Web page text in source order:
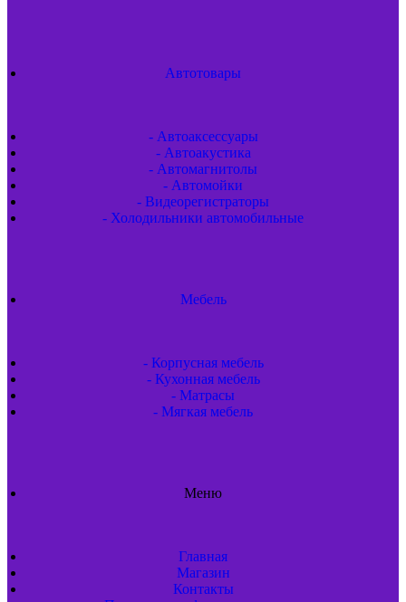
Автотовары
- Автоаксессуары
- Автоакустика
- Автомагнитолы
- Автомойки
- Видеорегистраторы
- Холодильники автомобильные
Мебель
- Корпусная мебель
- Кухонная мебель
- Матрасы
- Мягкая мебель
Меню
Главная
Магазин
Контакты